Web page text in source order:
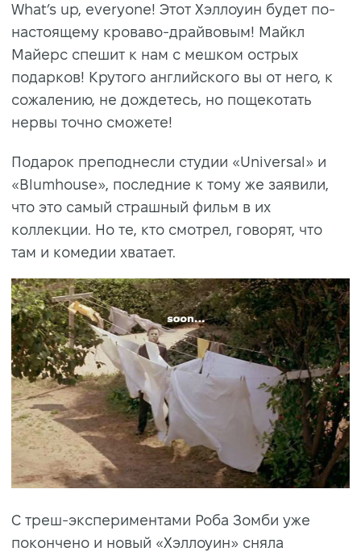
What’s up, everyone! Этот Хэллоуин будет по-
настоящему кроваво-драйвовым! Майкл
Майерс спешит к нам с мешком острых
подарков! Крутого английского вы от него, к
сожалению, не дождетесь, но пощекотать
нервы точно сможете!
Подарок преподнесли студии «Universal» и
«Blumhouse», последние к тому же заявили,
что это самый страшный фильм в их
коллекции. Но те, кто смотрел, говорят, что
там и комедии хватает.
С треш-экспериментами Роба Зомби уже
покончено и новый «Хэллоуин» сняла